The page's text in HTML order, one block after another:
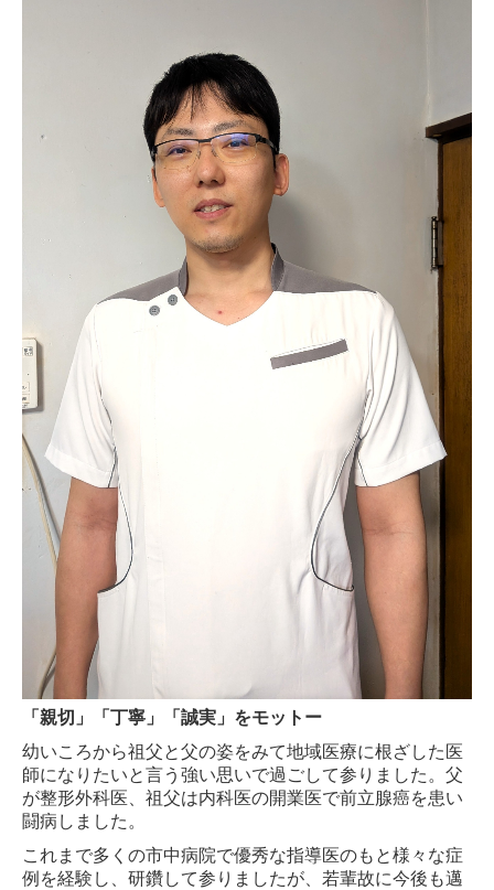
「親切」「丁寧」「誠実」をモットー
幼いころから祖父と父の姿をみて地域医療に根ざした医
師になりたいと言う強い思いで過ごして参りました。父
が整形外科医、祖父は内科医の開業医で前立腺癌を患い
闘病しました。
これまで多くの市中病院で優秀な指導医のもと様々な症
例を経験し、研鑽して参りましたが、若輩故に今後も邁